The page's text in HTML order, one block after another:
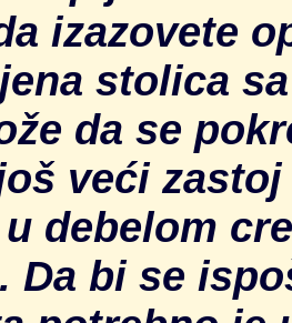
izazovete
stolica
da se
veći
debelom
Da bi se